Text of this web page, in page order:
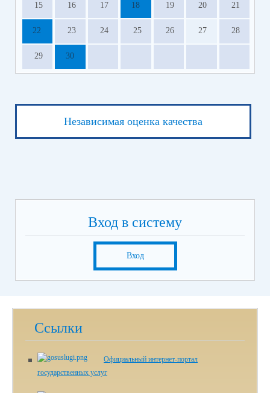
15 16 17 18 19 20 21
22 23 24 25 26 27 28
29 30
Независимая оценка качества
Вход в систему
Вход
Ссылки
Официальный интернет-портал
государственных услуг